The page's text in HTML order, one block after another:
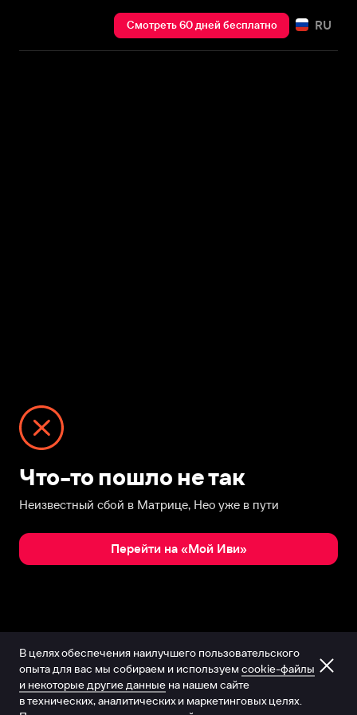
Смотреть 60 дней бесплатно RU
Что-то пошло не так
Неизвестный сбой в Матрице, Нео уже в пути
Перейти на «Мой Иви»
В целях обеспечения наилучшего пользовательского
опыта для вас мы собираем и используем cookie-файлы
и некоторые другие данные на нашем сайте
в технических, аналитических и маркетинговых целях.